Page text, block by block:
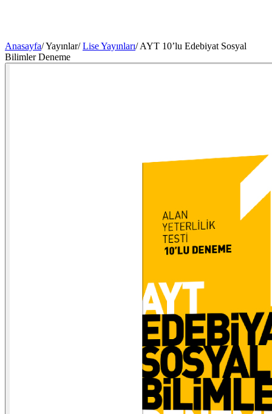
Anasayfa/Yayınlar/ Lise Yayınları/ AYT 10’lu Edebiyat Sosyal
Bilimler Deneme